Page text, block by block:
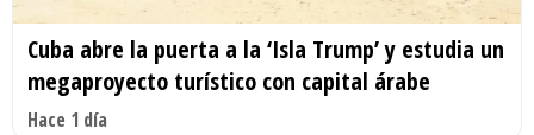
Cuba abre la puerta a la ‘Isla Trump’ y estudia un
megaproyecto turístico con capital árabe
Hace 1 día